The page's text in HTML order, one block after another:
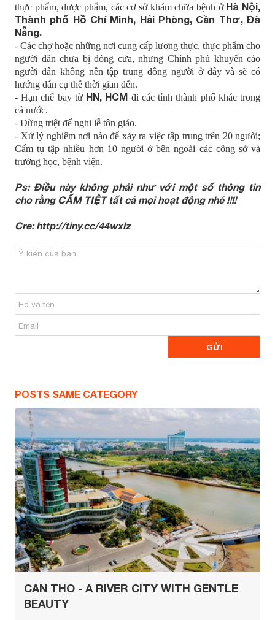
thực phẩm, dược phẩm, các cơ sở khám chữa bệnh ở Hà Nội,
Thành phố Hồ Chí Minh, Hải Phòng, Cần Thơ, Đà
Nẵng.
- Các chợ hoặc những nơi cung cấp lương thực, thực phẩm cho
người dân chưa bị đóng cửa, nhưng Chính phủ khuyến cáo
người dân không nên tập trung đông người ở đây và sẽ có
hướng dẫn cụ thể thời gian đến.
- Hạn chế bay từ HN, HCM đi các tỉnh thành phố khác trong
cả nước.
- Dừng triệt để nghi lễ tôn giáo.
- Xử lý nghiêm nơi nào để xảy ra việc tập trung trên 20 người;
Cấm tụ tập nhiều hơn 10 người ở bên ngoài các công sở và
trường học, bệnh viện.
Ps: Điều này không phải như với một số thông tin
cho rằng CẤM TIỆT tất cả mọi hoạt động nhé !!!!
Cre: http://tiny.cc/44wxlz
POSTS SAME CATEGORY
CAN THO - A RIVER CITY WITH GENTLE
BEAUTY